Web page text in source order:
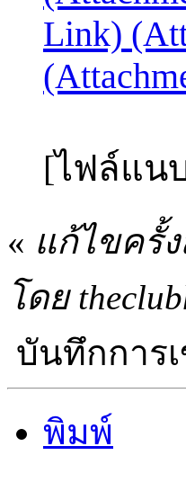
Link)
[ไฟล์แน
« แก้ไขครั้
โดย
บันทึกการ
พิมพ์